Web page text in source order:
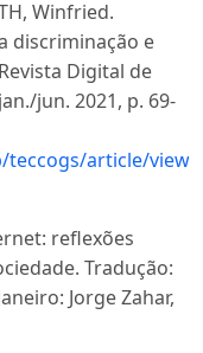
Winfried.
discriminação e
Digital de
jun. 2021, p. 69-
article/view/
reflexões
Tradução:
Jorge Zahar,